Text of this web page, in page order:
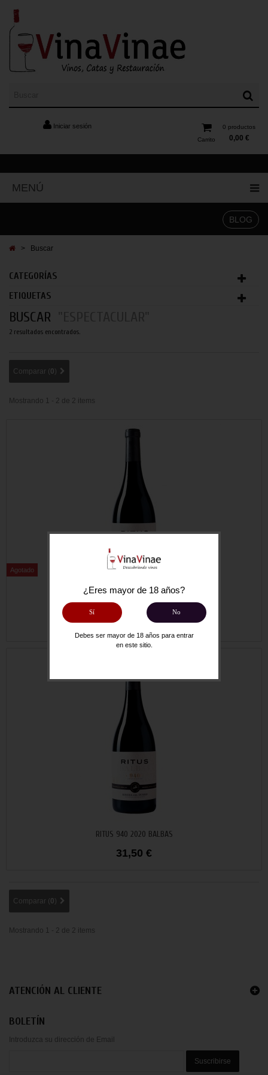
Iniciar sesión 0 productos
0,00 €
Carrito
MENÚ
BLOG
> Buscar
CATEGORÍAS
ETIQUETAS
BUSCAR
2 resultados encontrados.
Comparar ( 0)
Mostrando 1 - 2 de 2 items
No disponibleRITUS 940 2019 BALBAS
33,50 €
Agotado
Añadir al carritoRITUS 940 2020 BALBAS
31,50 €
Comparar ( 0)
Mostrando 1 - 2 de 2 items
ATENCIÓN AL CLIENTE
BOLETÍN
Introduzca su dirección de Email
Suscribirse
¿Eres mayor de 18 años?
Sí No
Debes ser mayor de 18 años para entrar
en este sitio.